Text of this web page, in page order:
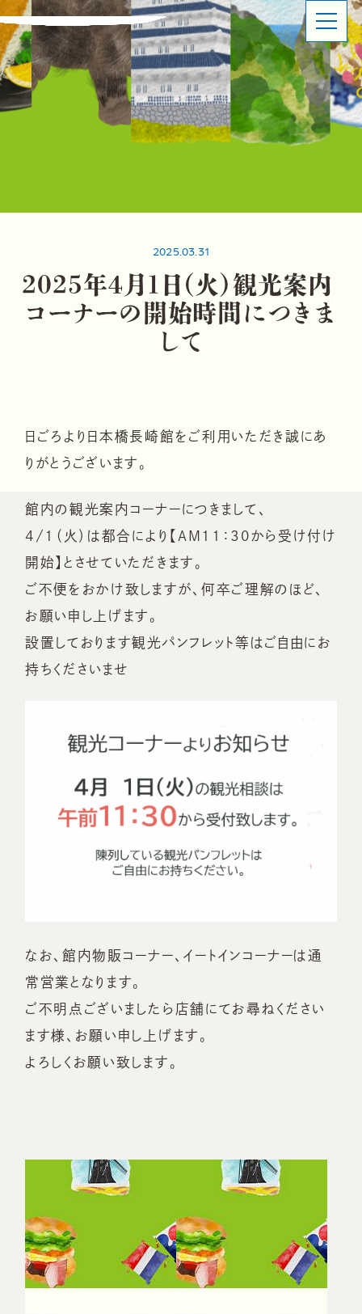
ABOUT
日本橋長崎館とは
SHOP OVERVIEW
ショップ概要
LATEST NEWS
お知らせ
LATEST EVENTS
イベント情報
イベントスペースのご利用について
出品事業者登録ご案内
プライバシーポリシー
2025.03.31
2025年4 月 1 日 （ 火 ）観光案内
コ ーナーの 開始時間 につ き ま
して
日ごろより日本橋長崎館をご利用いただき誠にあ
りがとうございます。
館内の観光案内コーナーにつきまして、
4/1（火）は都合により【AM11：30から受け付け
開始】とさせていただきます。
ご不便をおかけ致しますが、何卒ご理解のほど、
お願い申し上げます。
設置しております観光パンフレット等はご自由にお
持ちくださいませ
なお、館内物販コーナー、イートインコーナーは通
常営業となります。
ご不明点ございましたら店舗にてお尋ねください
ます様、お願い申し上げます。
よろしくお願い致します。